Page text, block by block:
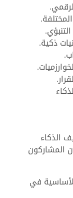
ذكية.
الذكاء
المشاركون
في